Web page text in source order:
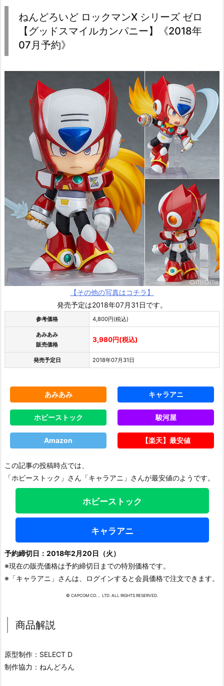
ねんどろいど ロックマンX シリーズ ゼロ
【グッドスマイルカンパニー】《2018年
07月予約》
【その他の写真はコチラ】
発売予定は2018年07月31日です。
参考価格 4,800円(税込)
あみあみ
販売価格
3,980円(税込)
発売予定日 2018年07月31日
あみあみ キャラアニ
ホビーストック 駿河屋
Amazon 【楽天】最安値
この記事の投稿時点では、
「ホビーストック」さん「キャラアニ」さんが最安値のようです。
ホビーストック
キャラアニ
予約締切日：2018年2月20日（火）
※現在の販売価格は予約締切日までの特別価格です。
※「キャラアニ」さんは、ログインすると会員価格で注文できます。
© CAPCOM CO.， LTD. ALL RIGHTS RESERVED.
商品解説
原型制作：SELECT D
制作協力：ねんどろん